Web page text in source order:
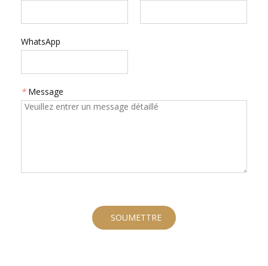
WhatsApp
* Message
SOUMETTRE